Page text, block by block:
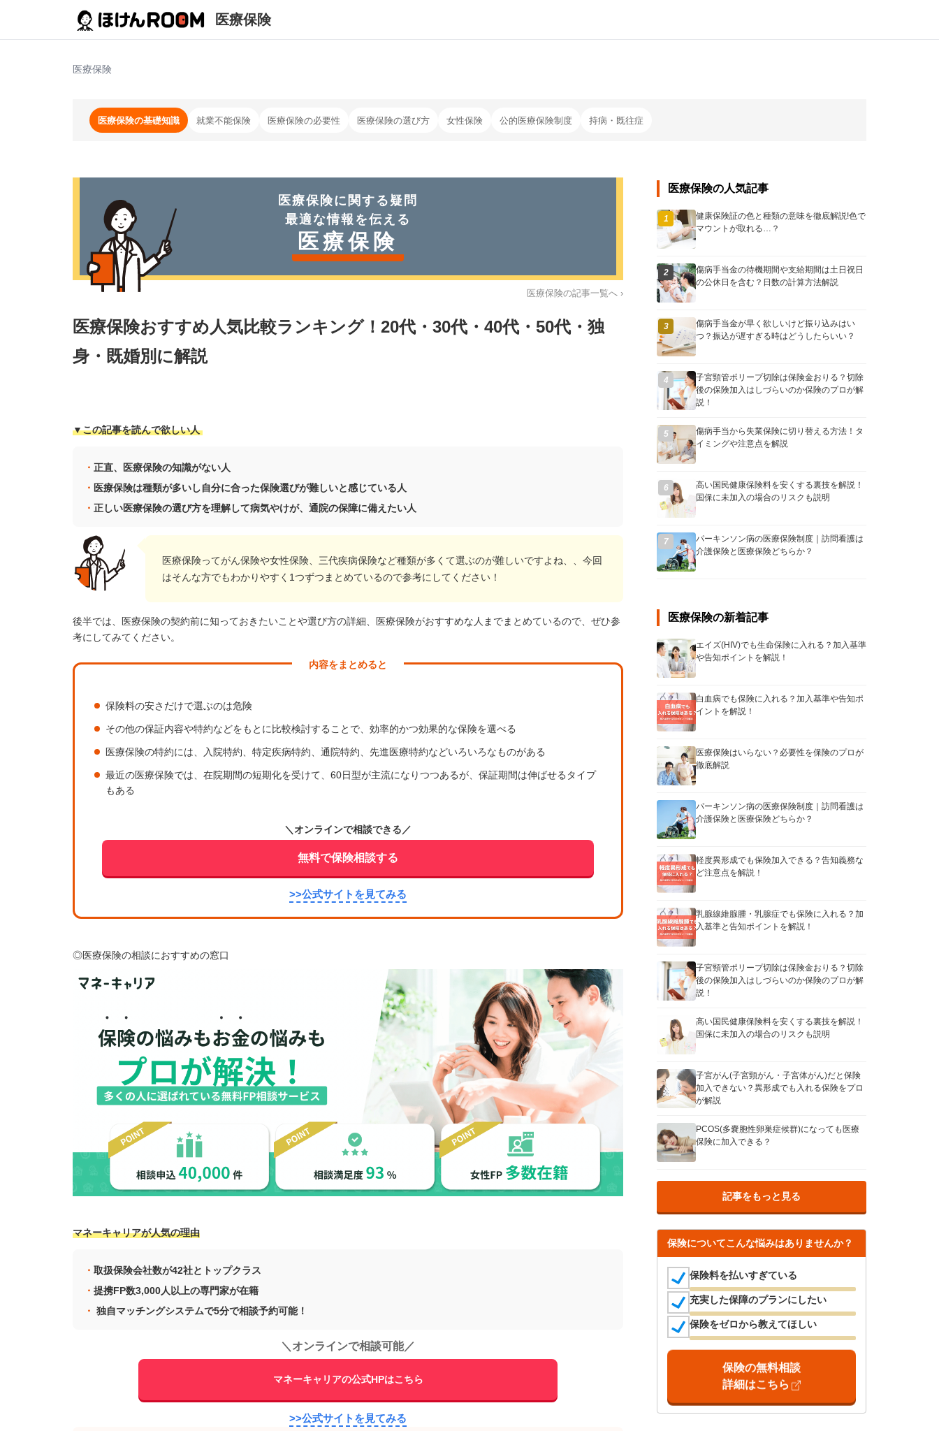
医療保険
医療保険
医療保険の基礎知識 就業不能保険 医療保険の必要性 医療保険の選び方 女性保険 公的医療保険制度 持病・既往症
医療保険に関する疑問
最適な情報を伝える
医療保険
医療保険の記事一覧へ ›
医療保険おすすめ人気比較ランキング！20代・30代・40代・50代・独
身・既婚別に解説
▼この記事を読んで欲しい人
正直、医療保険の知識がない人
医療保険は種類が多いし自分に合った保険選びが難しいと感じている人
正しい医療保険の選び方を理解して病気やけが、通院の保障に備えたい人
医療保険ってがん保険や女性保険、三代疾病保険など種類が多くて選ぶのが難しいですよね、、今回
はそんな方でもわかりやすく1つずつまとめているので参考にしてください！
後半では、医療保険の契約前に知っておきたいことや選び方の詳細、医療保険がおすすめな人までまとめているので、ぜひ参
考にしてみてください。
内容をまとめると
保険料の安さだけで選ぶのは危険
その他の保証内容や特約などをもとに比較検討することで、効率的かつ効果的な保険を選べる
医療保険の特約には、入院特約、特定疾病特約、通院特約、先進医療特約などいろいろなものがある
最近の医療保険では、在院期間の短期化を受けて、60日型が主流になりつつあるが、保証期間は伸ばせるタイプ
もある
＼オンラインで相談できる／
無料で保険相談する
>>公式サイトを見てみる
◎医療保険の相談におすすめの窓口
マネーキャリアが人気の理由
取扱保険会社数が42社とトップクラス
提携FP数3,000人以上の専門家が在籍
独自マッチングシステムで5分で相談予約可能！
＼ オンラインで相談可能／
マネーキャリアの公式HPはこちら
>>公式サイトを見てみる
医療保険の人気記事
1
健康保険証の色と種類の意味を徹底解説!色で
マウントが取れる…？
2
傷病手当金の待機期間や支給期間は土日祝日
の公休日を含む？日数の計算方法解説
3
傷病手当金が早く欲しいけど振り込みはい
つ？振込が遅すぎる時はどうしたらいい？
4
子宮頸管ポリープ切除は保険金おりる？切除
後の保険加入はしづらいのか保険のプロが解
説！
5
傷病手当から失業保険に切り替える方法！タ
イミングや注意点を解説
6
高い国民健康保険料を安くする裏技を解説！
国保に未加入の場合のリスクも説明
7
パーキンソン病の医療保険制度｜訪問看護は
介護保険と医療保険どちらか？
医療保険の新着記事
エイズ(HIV)でも生命保険に入れる？加入基準
や告知ポイントを解説！
白血病でも保険に入れる？加入基準や告知ポ
イントを解説！
医療保険はいらない？必要性を保険のプロが
徹底解説
パーキンソン病の医療保険制度｜訪問看護は
介護保険と医療保険どちらか？
軽度異形成でも保険加入できる？告知義務な
ど注意点を解説！
乳腺線維腺腫・乳腺症でも保険に入れる？加
入基準と告知ポイントを解説！
子宮頸管ポリープ切除は保険金おりる？切除
後の保険加入はしづらいのか保険のプロが解
説！
高い国民健康保険料を安くする裏技を解説！
国保に未加入の場合のリスクも説明
子宮がん(子宮頸がん・子宮体がん)だと保険
加入できない？異形成でも入れる保険をプロ
が解説
PCOS(多嚢胞性卵巣症候群)になっても医療
保険に加入できる？
記事をもっと見る
保険についてこんな悩みはありませんか？
保険料を払いすぎている
充実した保障のプランにしたい
保険をゼロから教えてほしい
保険の無料相談
詳細はこちら